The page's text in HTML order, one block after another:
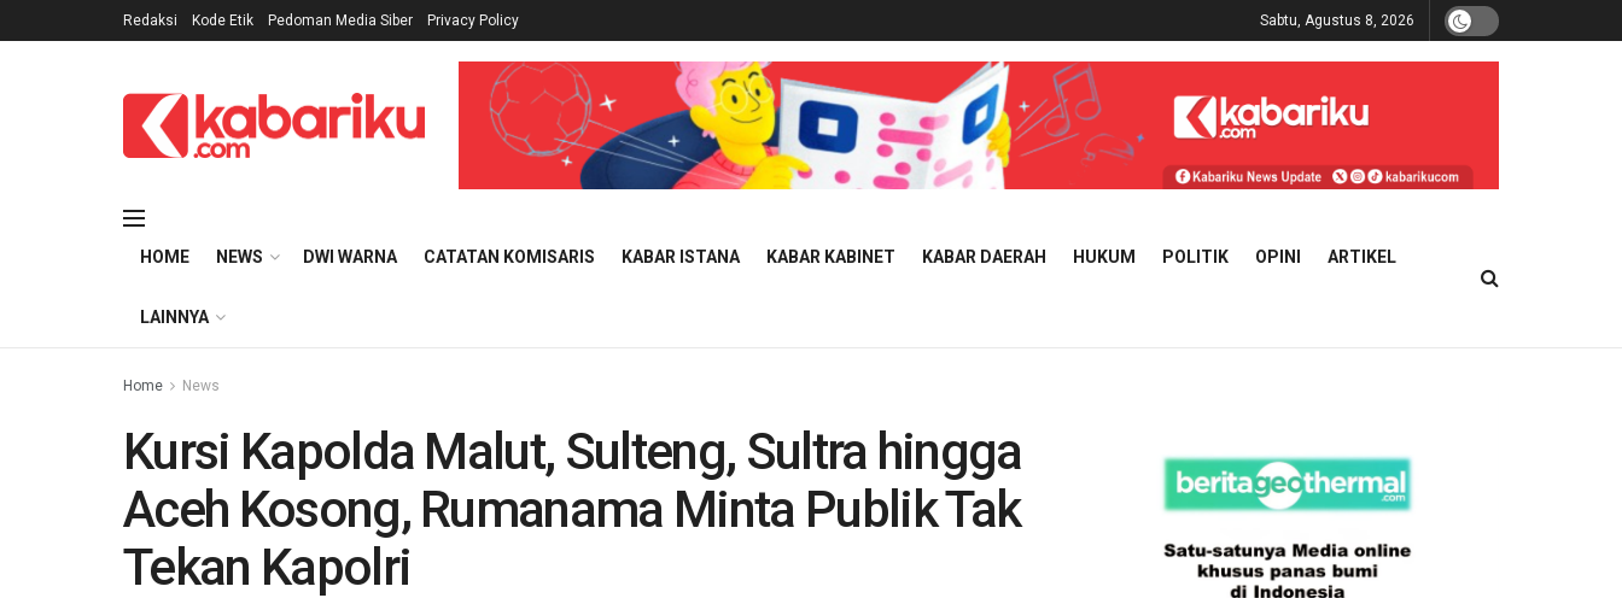
Redaksi Kode Etik Pedoman Media Siber Privacy Policy Sabtu, Agustus 8, 2026
HOME NEWS DWI WARNA CATATAN KOMISARIS KABAR ISTANA KABAR KABINET KABAR DAERAH HUKUM POLITIK OPINI ARTIKEL
LAINNYA
Home News
Kursi Kapolda Malut, Sulteng, Sultra hingga
Aceh Kosong, Rumanama Minta Publik Tak
Tekan Kapolri